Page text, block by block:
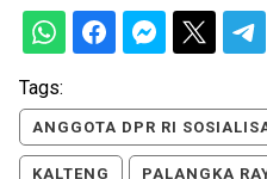
Tags:
ANGGOTA DPR RI
KALTENG PALANGKA